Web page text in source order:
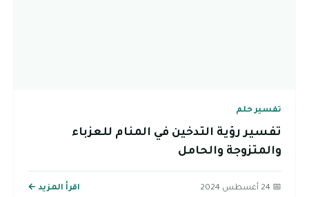
تفسير حلم
تفسير رؤية التدخين في المنام للعزباء
والمتزوجة والحامل
📅 24 أغسطس 2024 اقرأ المزيد ←